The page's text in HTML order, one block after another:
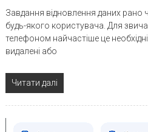
Завдання відновлення даних
будь-якого користувача. Для
телефоном найчастіше це
видалені або
Читати далі